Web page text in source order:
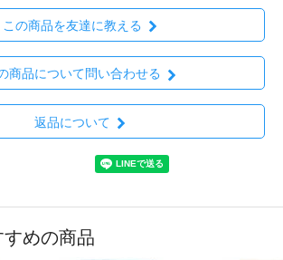
この商品を友達に教える
商品について問い合わせる
返品について
めの商品